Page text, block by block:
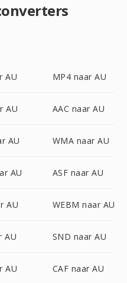
AU MP4 naar AU
AU AAC naar AU
AU WMA naar AU
AU ASF naar AU
AU WEBM naar AU
AU SND naar AU
AU CAF naar AU